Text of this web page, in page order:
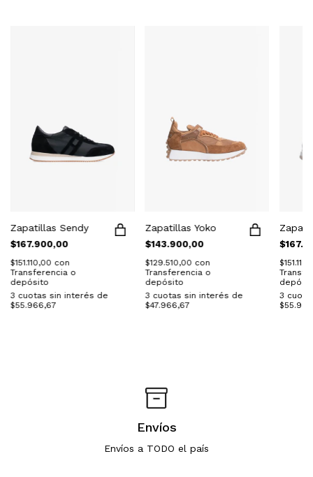
Zapatillas Sendy
$167.900,00
$151.110,00 con
Transferencia o
depósito
3 cuotas sin interés de
$55.966,67
Zapatillas Yoko
$143.900,00
$129.510,00 con
Transferencia o
depósito
3 cuotas sin interés de
$47.966,67
3
Envíos
Envíos a TODO el país